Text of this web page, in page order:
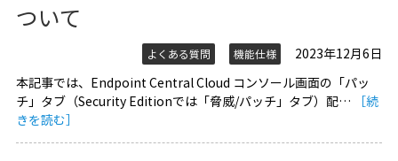
ついて
よくある質問 機能仕様
2023年12月6日
本記事では、Endpoint Central Cloud コンソール画面の「パッ
チ」タブ（Security Editionでは「脅威/パッチ」タブ）配…
［続
きを読む］